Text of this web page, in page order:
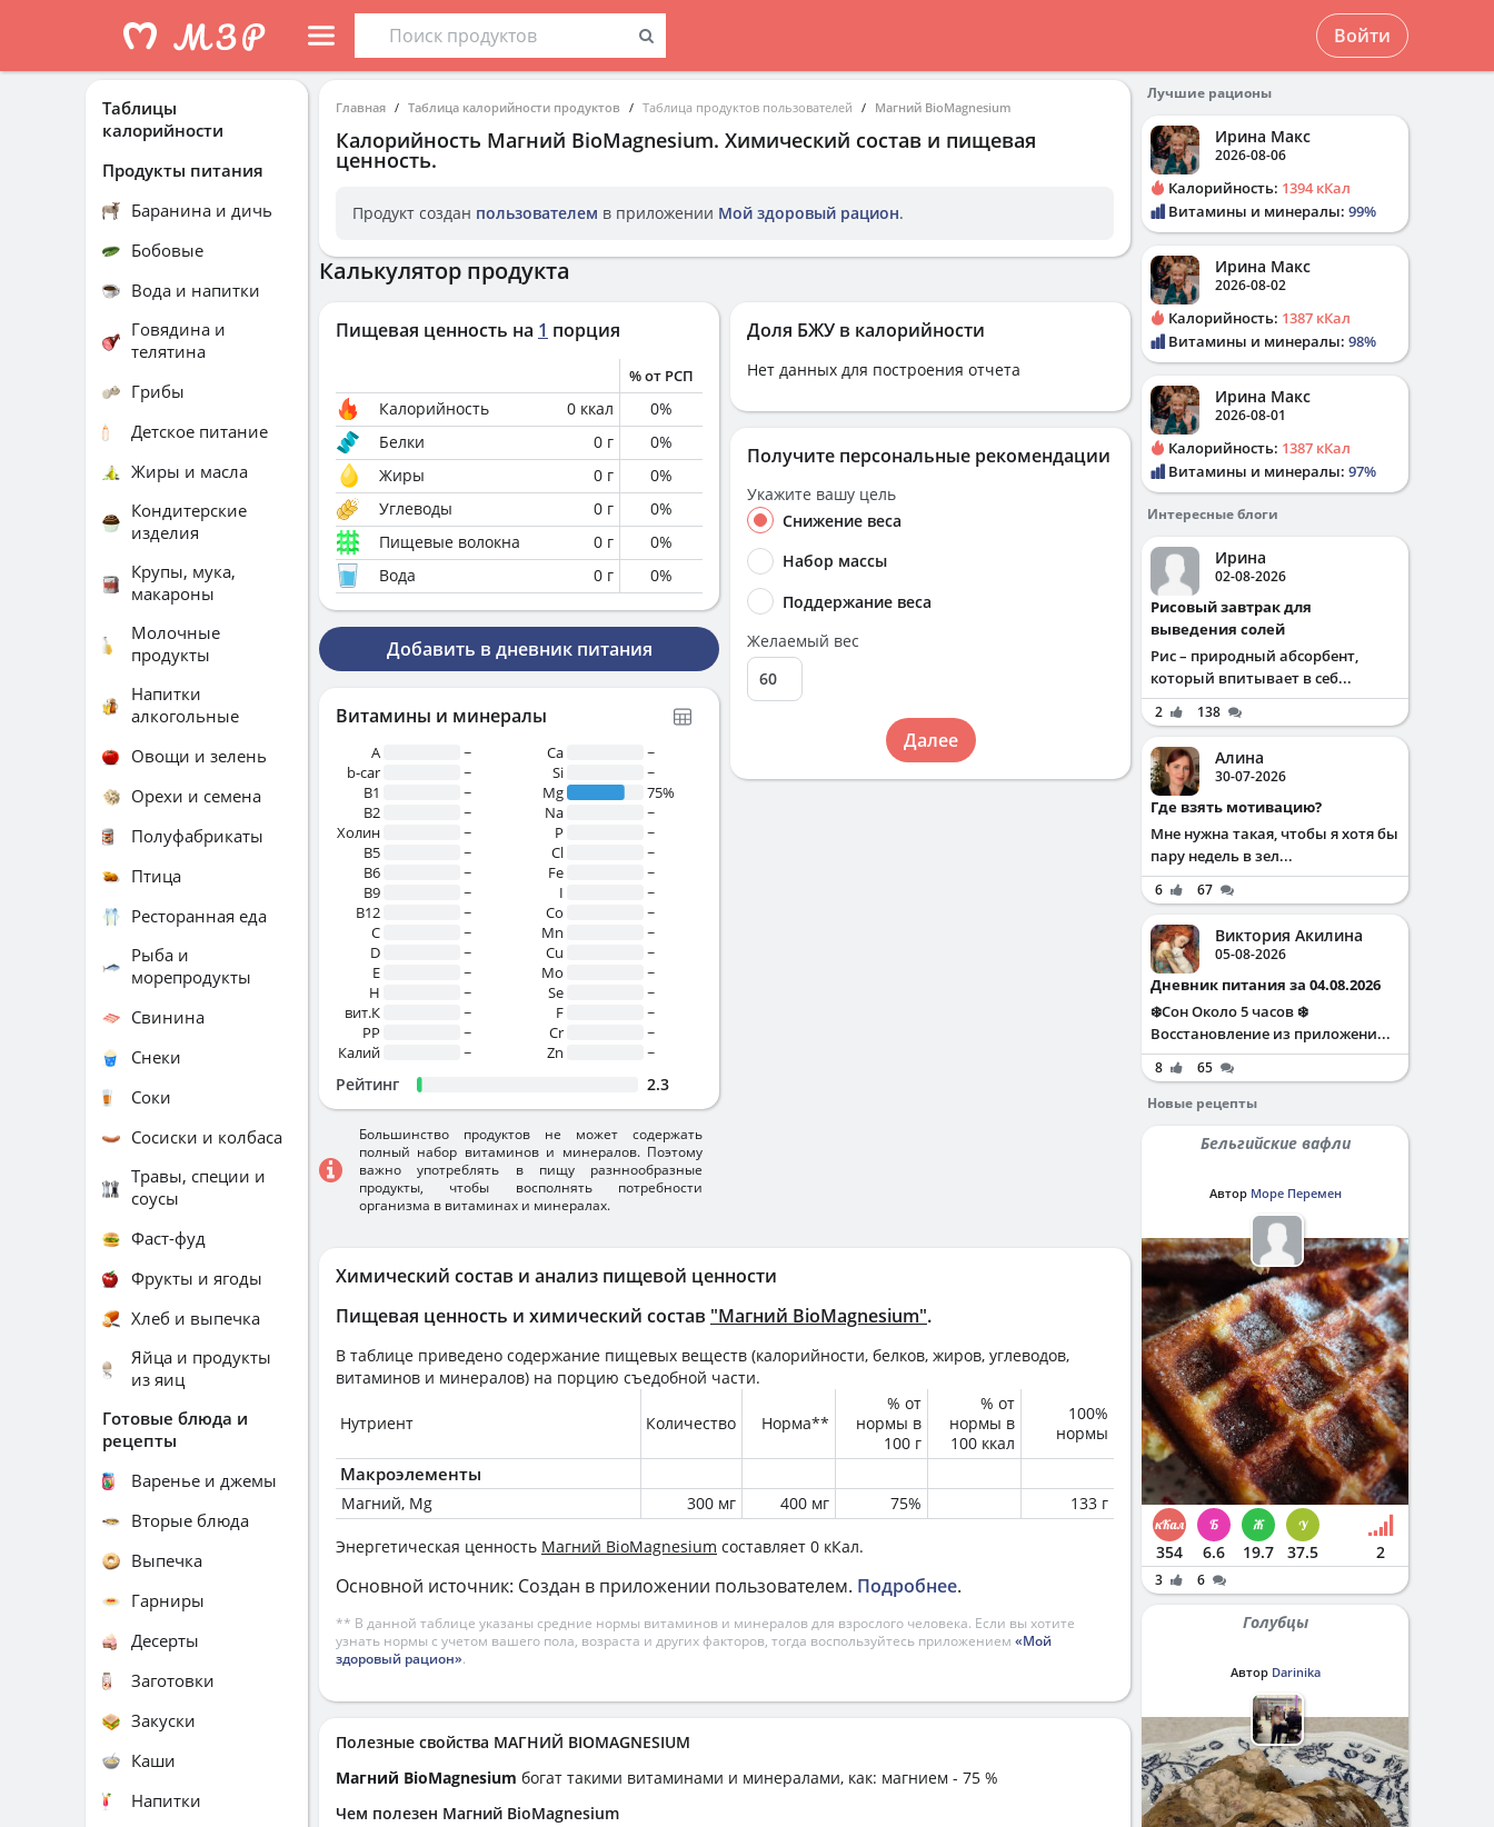
Войти
Главная Таблица калорийности продуктов Таблица продуктов пользователей Магний BioMagnesium
Калорийность Магний BioMagnesium. Химический состав и пищевая
ценность.
Продукт создан пользователем в приложении Мой здоровый рацион.
Химический состав и анализ пищевой ценности
Пищевая ценность и химический состав "Магний BioMagnesium".
В таблице приведено содержание пищевых веществ (калорийности, белков, жиров, углеводов,
витаминов и минералов) на порцию съедобной части.
Нутриент Количество Норма**
% от
нормы в
100 г
% от
нормы в
100 ккал
100%
нормы
Макроэлементы
Магний, Mg 300 мг 400 мг 75% 133 г
Энергетическая ценность Магний BioMagnesium составляет 0 кКал.
Основной источник: Создан в приложении пользователем. Подробнее.
** В данной таблице указаны средние нормы витаминов и минералов для взрослого человека. Если вы хотите
узнать нормы с учетом вашего пола, возраста и других факторов, тогда воспользуйтесь приложением «Мой
здоровый рацион».
Калькулятор продукта
Пищевая ценность на 1 порция
% от РСП
Калорийность 0 ккал 0%
Белки
0 г 0%
Жиры
0 г 0%
Углеводы
0 г 0%
Пищевые волокна
0 г 0%
Вода
0 г 0%
Добавить в дневник питания
Витамины и минералы
A
~
b-car
~
В1
~
B2
~
Холин
~
B5
~
B6
~
B9
~
B12
~
C
~
D
~
E
~
H
~
вит.К
~
PP
~
Калий
~
Ca
~
Si
~
Mg
75%
Na
~
P
~
Cl
~
Fe
~
I
~
Co
~
Mn
~
Cu
~
Mo
~
Se
~
F
~
Cr
~
Zn
~
Рейтинг 2.3
Большинство продуктов не может содержать
полный набор витаминов и минералов. Поэтому
важно употреблять в пищу разннообразные
продукты, чтобы восполнять потребности
организма в витаминах и минералах.
Доля БЖУ в калорийности
Нет данных для построения отчета
Получите персональные рекомендации
Укажите вашу цель
Снижение веса
Набор массы
Поддержание веса
Желаемый вес
Далее
Полезные свойства МАГНИЙ BIOMAGNESIUM
Магний BioMagnesium богат такими витаминами и минералами, как: магнием - 75 %
Чем полезен Магний BioMagnesium
Таблицы
калорийности
Продукты питания
Баранина и дичь
Бобовые
Вода и напитки
Говядина и
телятина
Грибы
Детское питание
Жиры и масла
Кондитерские
изделия
Крупы, мука,
макароны
Молочные
продукты
Напитки
алкогольные
Овощи и зелень
Орехи и семена
Полуфабрикаты
Птица
Ресторанная еда
Рыба и
морепродукты
Свинина
Снеки
Соки
Сосиски и колбаса
Травы, специи и
соусы
Фаст-фуд
Фрукты и ягоды
Хлеб и выпечка
Яйца и продукты
из яиц
Готовые блюда и
рецепты
Варенье и джемы
Вторые блюда
Выпечка
Гарниры
Десерты
Заготовки
Закуски
Каши
Напитки
Лучшие рационы
Ирина Макс
2026-08-06
Калорийность: 1394 кКал
Витамины и минералы: 99%
Ирина Макс
2026-08-02
Калорийность: 1387 кКал
Витамины и минералы: 98%
Ирина Макс
2026-08-01
Калорийность: 1387 кКал
Витамины и минералы: 97%
Интересные блоги
Ирина
02-08-2026
Рисовый завтрак для
выведения солей
Рис – природный абсорбент,
который впитывает в себ...
2 138
Алина
30-07-2026
Где взять мотивацию?
Мне нужна такая, чтобы я хотя бы
пару недель в зел...
6 67
Виктория Акилина
05-08-2026
Дневник питания за 04.08.2026
❄️Сон Около 5 часов ❄️
Восстановление из приложени...
8
65
Новые рецепты
Бельгийские вафли
Автор Море Перемен
354 6.6 19.7 37.5 2
3 6
Голубцы
Автор Darinika